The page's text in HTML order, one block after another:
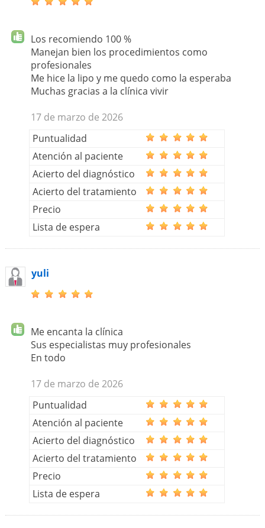
Los recomiendo 100 %
Manejan bien los procedimientos como
profesionales
Me hice la lipo y me quedo como la esperaba
Muchas gracias a la clínica vivir
17 de marzo de 2026
Puntualidad
Atención al paciente
Acierto del diagnóstico
Acierto del tratamiento
Precio
Lista de espera
yuli
Me encanta la clínica
Sus especialistas muy profesionales
En todo
17 de marzo de 2026
Puntualidad
Atención al paciente
Acierto del diagnóstico
Acierto del tratamiento
Precio
Lista de espera